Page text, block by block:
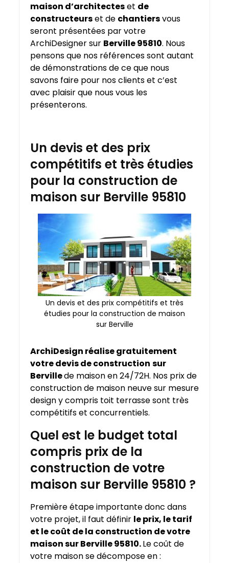
maison d’architecteset de
constructeurset de chantiersvous
seront présentées par votre
ArchiDesigner sur Berville 95810. Nous
pensons que nos références sont autant
de démonstrations de ce que nous
savons faire pour nos clients et c’est
avec plaisir que nous vous les
présenterons.
Un devis et des prix
compétitifs et très étudies
pour la construction de
maison sur Berville 95810
Un devis et des prix compétitifs et très
étudies pour la construction de maison
sur Berville
ArchiDesign réalise gratuitement
votre devis de construction sur
Bervillede maison en 24/72H. Nos prix de
construction de maison neuve sur mesure
design y compris toit terrasse sont très
compétitifs et concurrentiels.
Quel est le budget total
compris prix de la
construction de votre
maison sur Berville 95810 ?
Première étape importante donc dans
votre projet, il faut définir le prix, le tarif
et le coût de la construction de votre
maison sur Berville 95810.Le coût de
votre maison se décompose en :